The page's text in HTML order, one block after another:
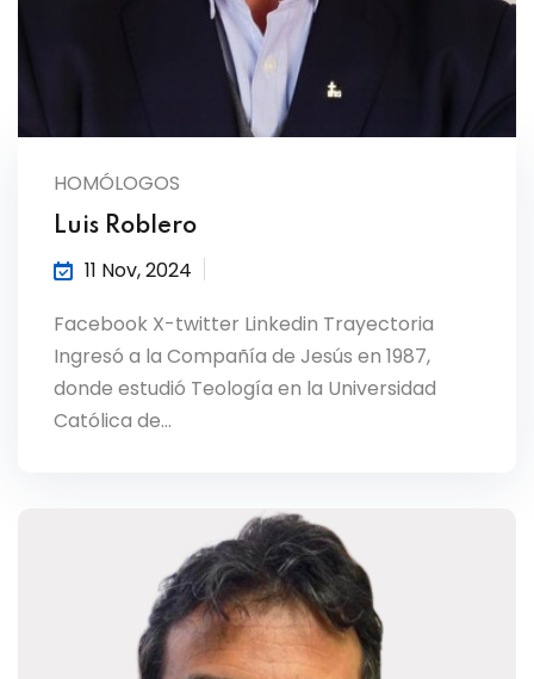
HOMÓLOGOS
Luis Roblero
11 Nov, 2024
Facebook X-twitter Linkedin Trayectoria
Ingresó a la Compañía de Jesús en 1987,
donde estudió Teología en la Universidad
Católica de…